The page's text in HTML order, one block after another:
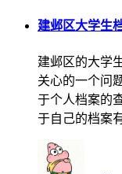
建邺区大学生
建邺区的大学
关心的一个问
于个人档案的
于自己的档案